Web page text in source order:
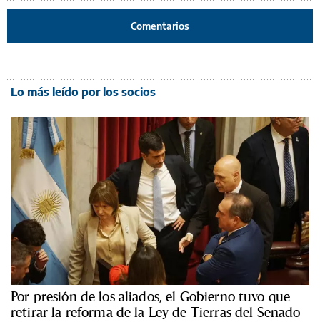
Comentarios
Lo más leído por los socios
Por presión de los aliados, el Gobierno tuvo que
retirar la reforma de la Ley de Tierras del Senado